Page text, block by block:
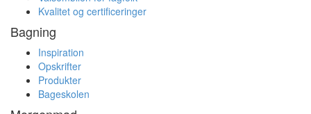
Kvalitet og certificeringer
Bagning
Inspiration
Opskrifter
Produkter
Bageskolen